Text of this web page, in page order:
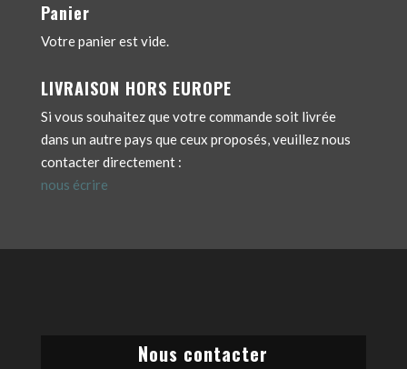
Panier
Votre panier est vide.
LIVRAISON HORS EUROPE
Si vous souhaitez que votre commande soit livrée
dans un autre pays que ceux proposés, veuillez nous
contacter directement :
nous écrire
Nous contacter